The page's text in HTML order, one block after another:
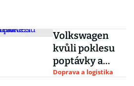
Volkswagen
kvůli poklesu
poptávky a
dotací omezí
Doprava a logistika